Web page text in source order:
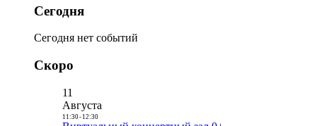
Сегодня
Сегодня нет событий
Скоро
11
Августа
11:30- 12:30